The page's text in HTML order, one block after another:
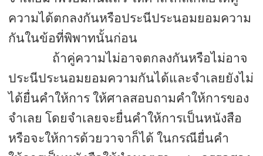
ความได้ตกลงกันหรือประนีประนอมยอมความ
กันในข้อที่พิพาทนั้นก่อน
ถ้าคู่ความไม่อาจตกลงกันหรือไม่อาจ
ประนีประนอมยอมความกันได้และจำเลยยังไม่
ได้ยื่นคำให้การ ให้ศาลสอบถามคำให้การของ
จำเลย โดยจำเลยจะยื่นคำให้การเป็นหนังสือ
หรือจะให้การด้วยวาจาก็ได้ ในกรณียื่นคำ